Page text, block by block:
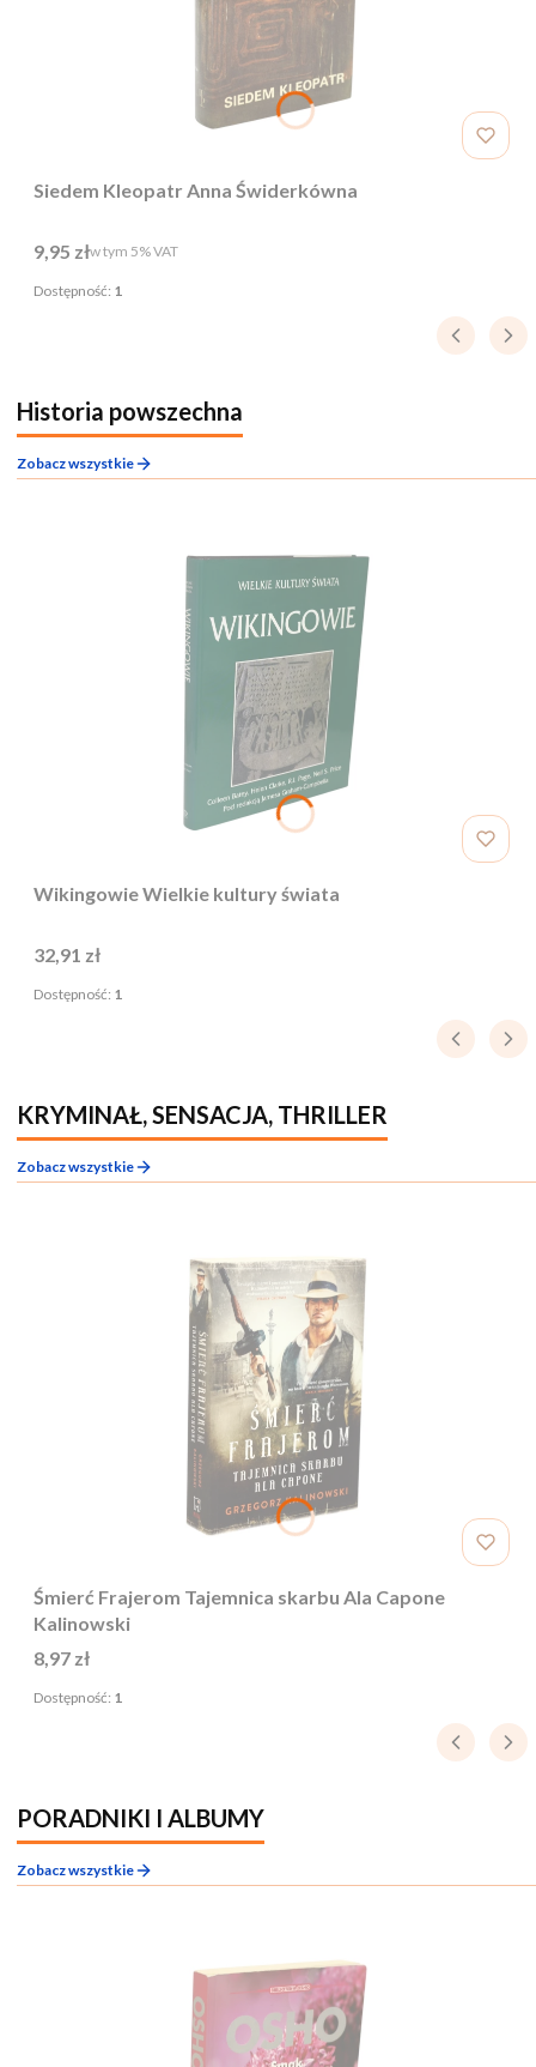
Siedem Kleopatr Anna Świderkówna
Cena brutto
9,95 złw tym %s VAT
w tym 5%VAT
Dostępność: 1
Historia powszechna
Zobacz wszystkie
Wikingowie Wielkie kultury świata
Cena
32,91 zł
Dostępność: 1
KRYMINAŁ, SENSACJA, THRILLER
Zobacz wszystkie
Śmierć Frajerom Tajemnica skarbu Ala Capone
Kalinowski
Cena
8,97 zł
Dostępność: 1
PORADNIKI I ALBUMY
Zobacz wszystkie